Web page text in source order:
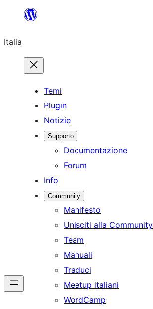
contenuto
Italia
Temi
Plugin
Notizie
Supporto
Documentazione
Forum
Info
Community
Manifesto
Unisciti alla Community
Team
Manuali
Traduci
Meetup italiani
WordCamp